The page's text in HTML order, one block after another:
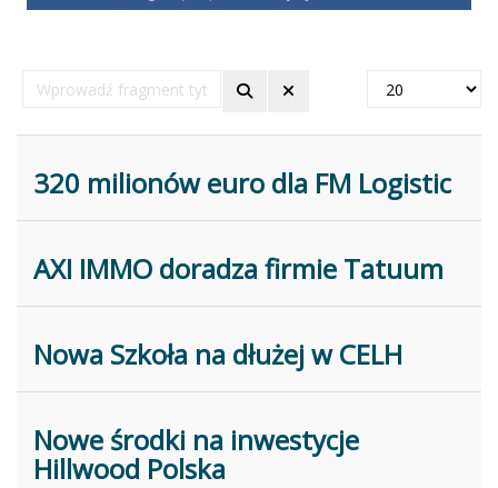
Wprowadź
fragment
Pokaż
320 milionów euro dla FM Logistic
AXI IMMO doradza firmie Tatuum
Nowa Szkoła na dłużej w CELH
Nowe środki na inwestycje
Hillwood Polska